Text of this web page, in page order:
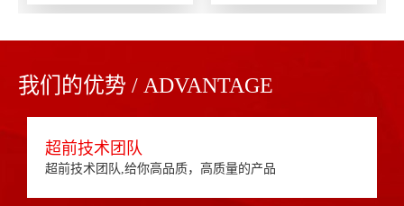
我们的优势 / ADVANTAGE
超前技术团队
超前技术团队,给你高品质，高质量的产品